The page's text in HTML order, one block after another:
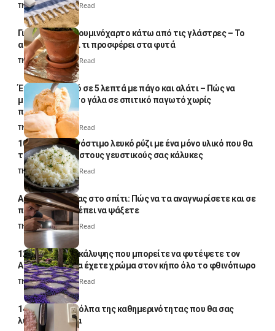
Thali Ombre5 Min Read
Γιατί βάζουν αλουμινόχαρτο κάτω από τις γλάστρες – Το
απλό κόλπο και τι προσφέρει στα φυτά
Thali Ombre4 Min Read
Έτοιμο παγωτό σε 5 λεπτά με πάγο και αλάτι – Πώς να
μετατρέψετε το γάλα σε σπιτικό παγωτό χωρίς
παγωτομηχανή
Thali Ombre 4 Min Read
10 φορές ποιο νόστιμο λευκό ρύζι με ένα μόνο υλικό που θα
το απογειώσει στους γευστικούς σας κάλυκες
Thali Ombre4 Min Read
Αυγά κατσαρίδας στο σπίτι: Πώς να τα αναγνωρίσετε και σε
ποια σημεία πρέπει να ψάξετε
Thali Ombre4 Min Read
12 φυτά εδαφοκάλυψης που μπορείτε να φυτέψετε τον
Αύγουστο για να έχετε χρώμα στον κήπο όλο το φθινόπωρο
Thali Ombre7 Min Read
14 πανέξυπνα κόλπα της καθημερινότητας που θα σας
λύσουν τα χέρια